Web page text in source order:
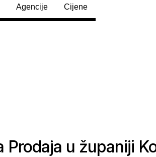
Agencije Cijene
Prodaja u županiji